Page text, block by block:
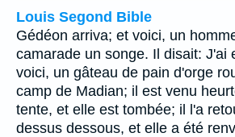
Louis Segond Bible
Gédéon arriva; et voici, un
camarade un songe. Il disait: J'ai
voici, un gâteau de pain d'orge
camp de Madian; il est venu
tente, et elle est tombée; il l'a
dessus dessous, et elle a été